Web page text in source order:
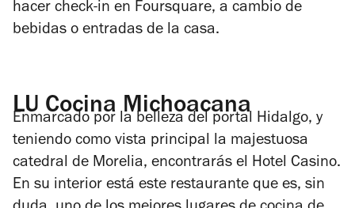
hacer check-in en Foursquare, a cambio de
bebidas o entradas de la casa.
LU Cocina Michoacana
Enmarcado por la belleza del portal Hidalgo, y
teniendo como vista principal la majestuosa
catedral de Morelia, encontrarás el Hotel Casino.
En su interior está este restaurante que es, sin